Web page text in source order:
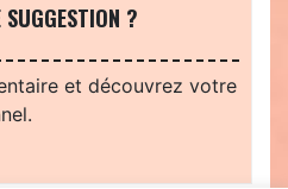
?
et découvrez votre